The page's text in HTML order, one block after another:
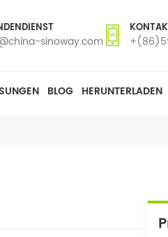
sinoway.com
BLOG HERUNTERLADEN